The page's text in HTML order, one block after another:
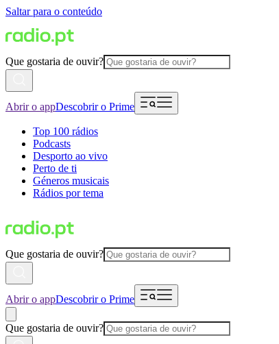
Saltar para o conteúdo
Que gostaria de ouvir?
Abrir o appDescobrir o Prime
Top 100 rádios
Podcasts
Desporto ao vivo
Perto de ti
Géneros musicais
Rádios por tema
Que gostaria de ouvir?
Abrir o appDescobrir o Prime
Que gostaria de ouvir?